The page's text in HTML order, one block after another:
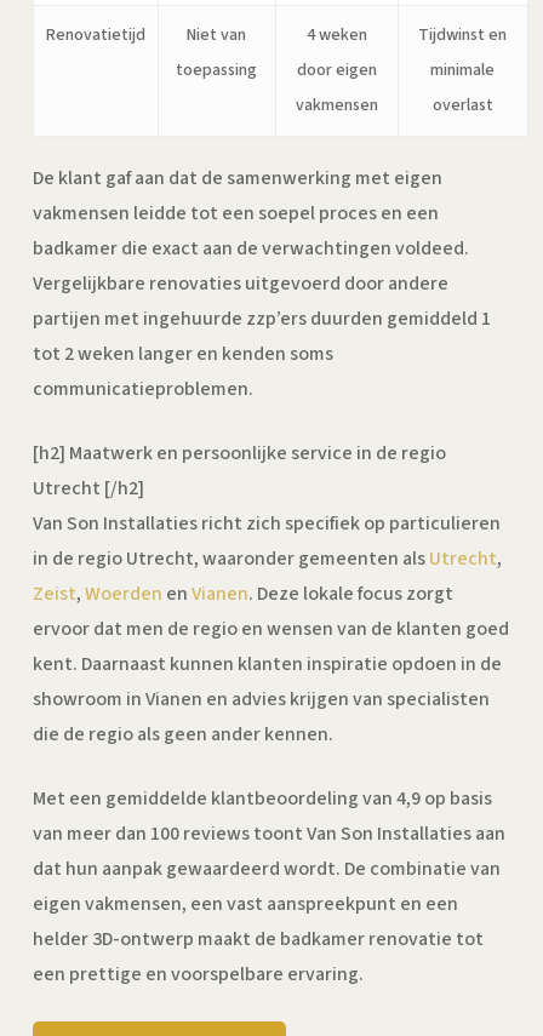
Renovatietijd
Niet van
toepassing
4 weken
door eigen
vakmensen
Tijdwinst en
minimale
overlast
De klant gaf aan dat de samenwerking met eigen
vakmensen leidde tot een soepel proces en een
badkamer die exact aan de verwachtingen voldeed.
Vergelijkbare renovaties uitgevoerd door andere
partijen met ingehuurde zzp’ers duurden gemiddeld 1
tot 2 weken langer en kenden soms
communicatieproblemen.
[h2] Maatwerk en persoonlijke service in de regio
Utrecht [/h2]
Van Son Installaties richt zich specifiek op particulieren
in de regio Utrecht, waaronder gemeenten alsUtrecht,
Zeist,Woerden enVianen. Deze lokale focus zorgt
ervoor dat men de regio en wensen van de klanten goed
kent. Daarnaast kunnen klanten inspiratie opdoen in de
showroom in Vianen en advies krijgen van specialisten
die de regio als geen ander kennen.
Met een gemiddelde klantbeoordeling van 4,9 op basis
van meer dan 100 reviews toont Van Son Installaties aan
dat hun aanpak gewaardeerd wordt. De combinatie van
eigen vakmensen, een vast aanspreekpunt en een
helder 3D-ontwerp maakt de badkamer renovatie tot
een prettige en voorspelbare ervaring.